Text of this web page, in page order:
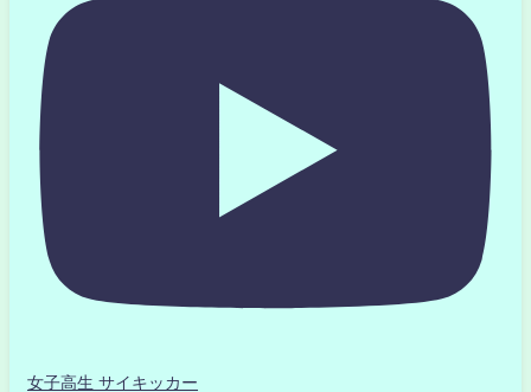
女子高生 サイキッカー